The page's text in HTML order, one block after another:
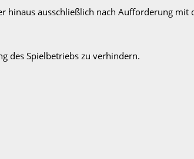
ausschließlich nach Aufforderung mit
des Spielbetriebs zu verhindern.